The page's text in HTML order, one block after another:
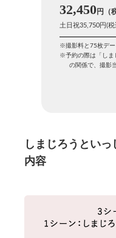
32,450
土日祝35,750円(税
撮影料と75枚デー
予約の際は「しま
の関係で、撮影
しまじろうとい
内容